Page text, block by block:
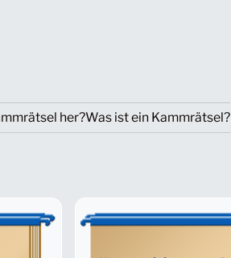
her?Was ist ein Kammrätsel?